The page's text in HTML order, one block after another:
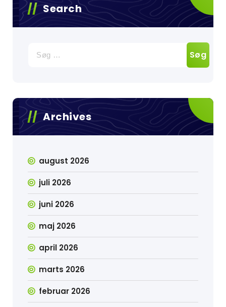
Search
efter:
Archives
august 2026
juli 2026
juni 2026
maj 2026
april 2026
marts 2026
februar 2026